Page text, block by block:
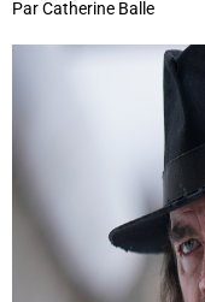
Par Catherine Balle